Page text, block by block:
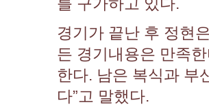
경기가 끝난 후 정현
든 경기내용은 만족
한다. 남은 복식과 부
다”고 말했다.